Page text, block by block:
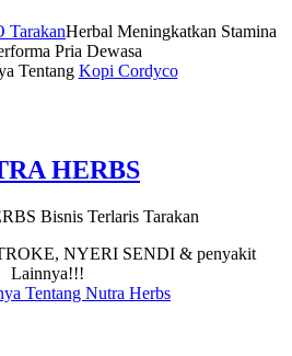
Herbal Meningkatkan Stamina
Pria Dewasa
Tentang Kopi Cordyco
HERBS
NYERI SENDI & penyakit
Lainnya!!!
Tentang Nutra Herbs